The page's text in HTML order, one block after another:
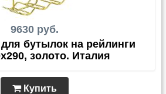
9630 руб.
бутылок на рейлинги
золото. Италия
Купить